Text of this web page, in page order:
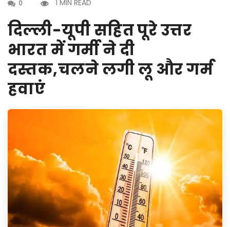
0
1 MIN READ
दिल्ली-यूपी सहित पूरे उत्तर
भारत में गर्मी ने दी
दस्तक,चलने लगी लू और गर्म
हवाएं